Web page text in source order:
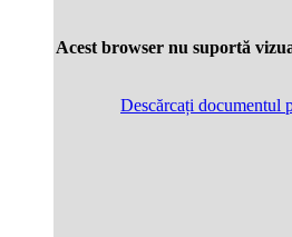
Acest browser nu suportă
Descărcați documentul